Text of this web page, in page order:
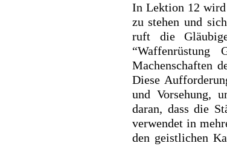
In Lektion 12 wird
zu stehen und
ruft die
“Waffenrüstung
Machenschaften
Diese
und Vorsehung,
daran, dass die
verwendet in
den geistlichen